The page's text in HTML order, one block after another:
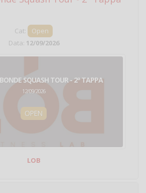
Cat:
Open
Data: 12/09/2026
SQUASH TOUR - 2ª TAPPA
12/09/2026
OPEN
LOB